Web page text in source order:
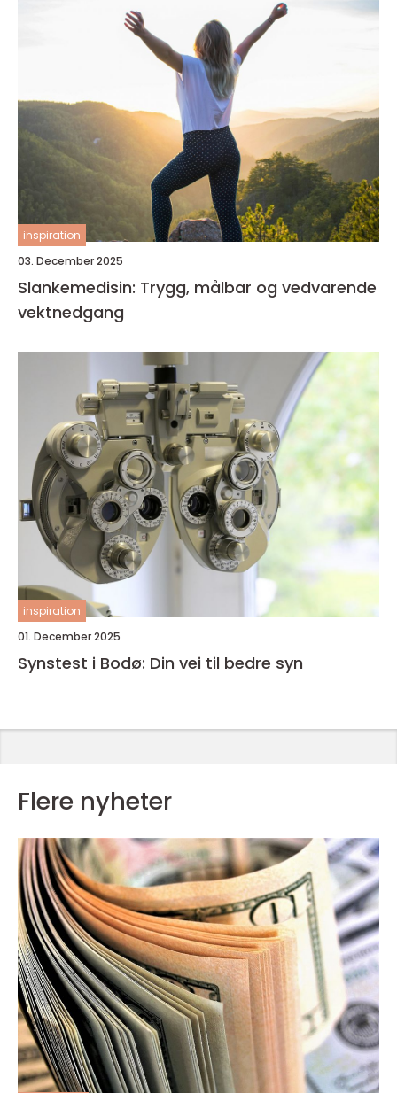
inspiration
03. December 2025
Slankemedisin: Trygg, målbar og vedvarende
vektnedgang
inspiration
01. December 2025
Synstest i Bodø: Din vei til bedre syn
Flere nyheter